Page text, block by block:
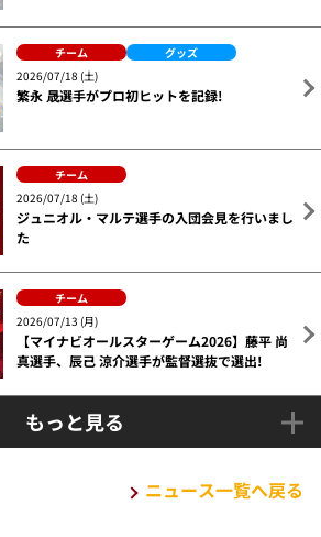
チーム
グッズ
2026/07/18 (土)
繁永 晟選手がプロ初ヒットを記録!
チーム
2026/07/18 (土)
ジュニオル・マルテ選手の入団会見を行いまし
た
チーム
2026/07/13 (月)
【マイナビオールスターゲーム2026】藤平 尚
真選手、辰己 涼介選手が監督選抜で選出!
もっと見る
ニュース一覧へ戻る